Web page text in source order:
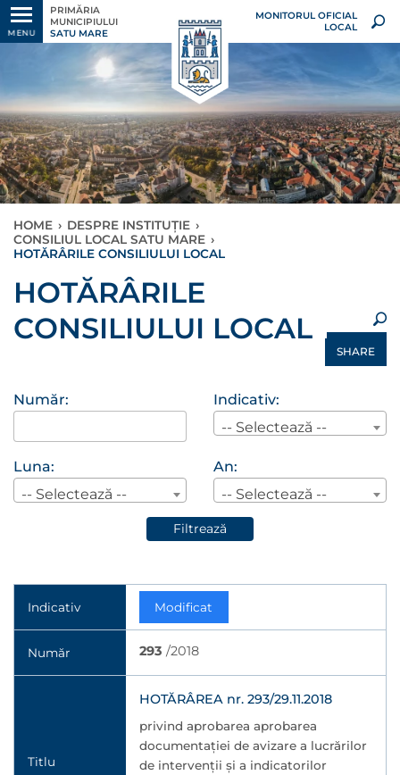
MENU
PRIMĂRIA
MUNICIPIULUI
SATU MARE
MONITORUL OFICIAL
LOCAL
HOME › DESPRE INSTITUȚIE ›
CONSILIUL LOCAL SATU MARE ›
HOTĂRÂRILE CONSILIULUI LOCAL
HOTĂRÂRILE
CONSILIULUI LOCAL
SHARE
Număr:
Indicativ:
-- Selectează --
Luna:
-- Selectează --
An:
-- Selectează --
Filtrează
Indicativ Modificat
Număr 293 /2018
Titlu
HOTĂRÂREA nr. 293/29.11.2018
privind aprobarea aprobarea
documentației de avizare a lucrărilor
de intervenții şi a indicatorilor